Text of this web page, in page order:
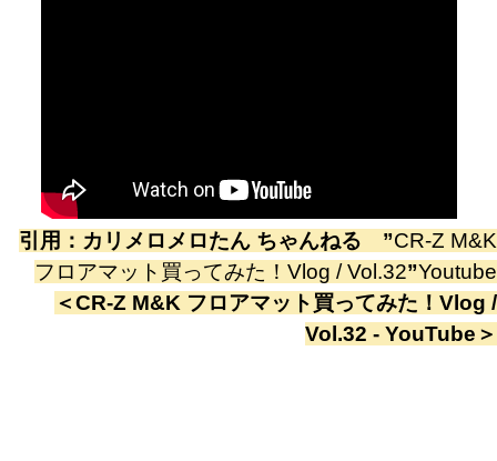
引用： カリメロメロたん ちゃんねる ”CR-Z M&K
フロアマット買ってみた！Vlog / Vol.32”Youtube
＜CR-Z M&K フロアマット買ってみた！Vlog /
Vol.32 - YouTube ＞